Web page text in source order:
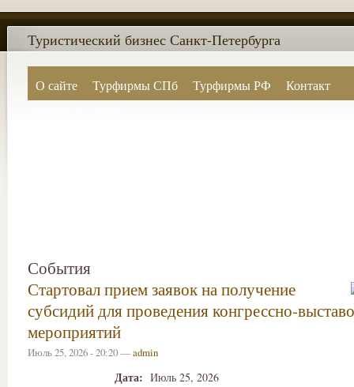
О сайте Турфирмы СПб Турфирмы РФ
Контакт
Туристический бизнес Санкт-Петербурга
События
Стартовал прием заявок на получение
субсидий для проведения конгрессно-
мероприятий
Июль 25, 2026 - 20:20 —admin
Дата: Июль 25, 2026